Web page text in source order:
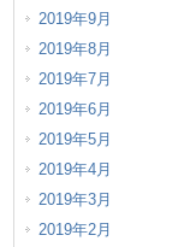
2019年9月
2019年8月
2019年7月
2019年6月
2019年5月
2019年4月
2019年3月
2019年2月